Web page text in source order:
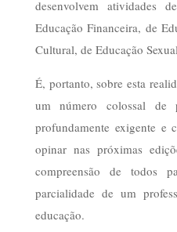
desenvolvem atividades
Educação Financeira, de
Cultural, de Educação
É, portanto, sobre esta
um número colossal de
profundamente exigente e
opinar nas próximas
compreensão de todos
parcialidade de um
educação.